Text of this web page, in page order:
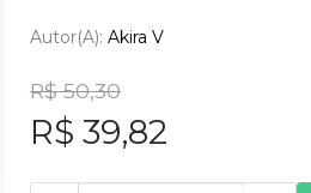
Autor(a): Akira V
R$ 50,30
R$ 39,82